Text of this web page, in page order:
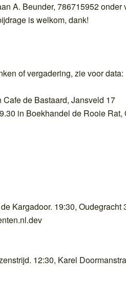
A. Beunder, 786715952 onder
is welkom, dank!
of vergadering, zie voor data:
de Bastaard, Jansveld 17
in Boekhandel de Rooie Rat,
Kargadoor. 19:30, Oudegracht
12:30, Karel